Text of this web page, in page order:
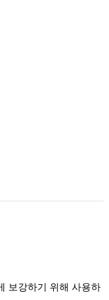
보강하기 위해 사용하